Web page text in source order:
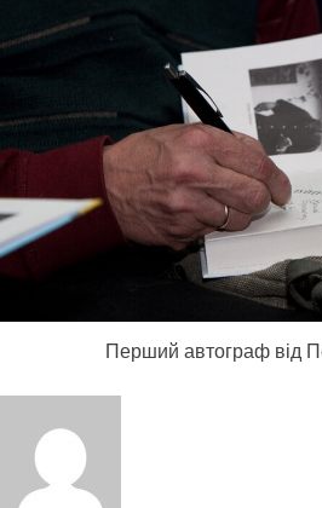
Перший автограф від